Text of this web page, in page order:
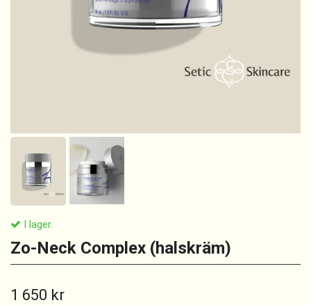
I lager.
Zo-Neck Complex (halskräm)
1 650 kr